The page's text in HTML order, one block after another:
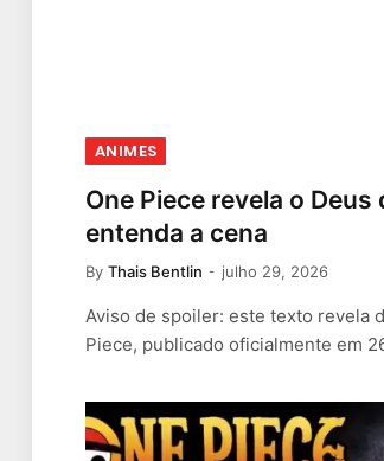
ANIMES
One Piece revela o
entenda a cena
By Thais Bentlin julho 29, 2026
Aviso de spoiler: este texto revela
Piece, publicado oficialmente em